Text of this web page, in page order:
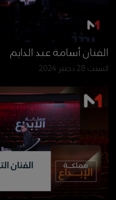
الفنان أسامة عبد الدايم
السبت 28 دجنبر 2024